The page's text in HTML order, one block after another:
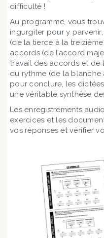
difficulté !
Au programme, vous
ingurgiter pour y
(de la tierce à la
accords (de l’accord
travail des accords et de
du rythme (de la
pour conclure, les
une véritable synthèse
Les enregistrements
exercices et les
vos réponses et vérifier